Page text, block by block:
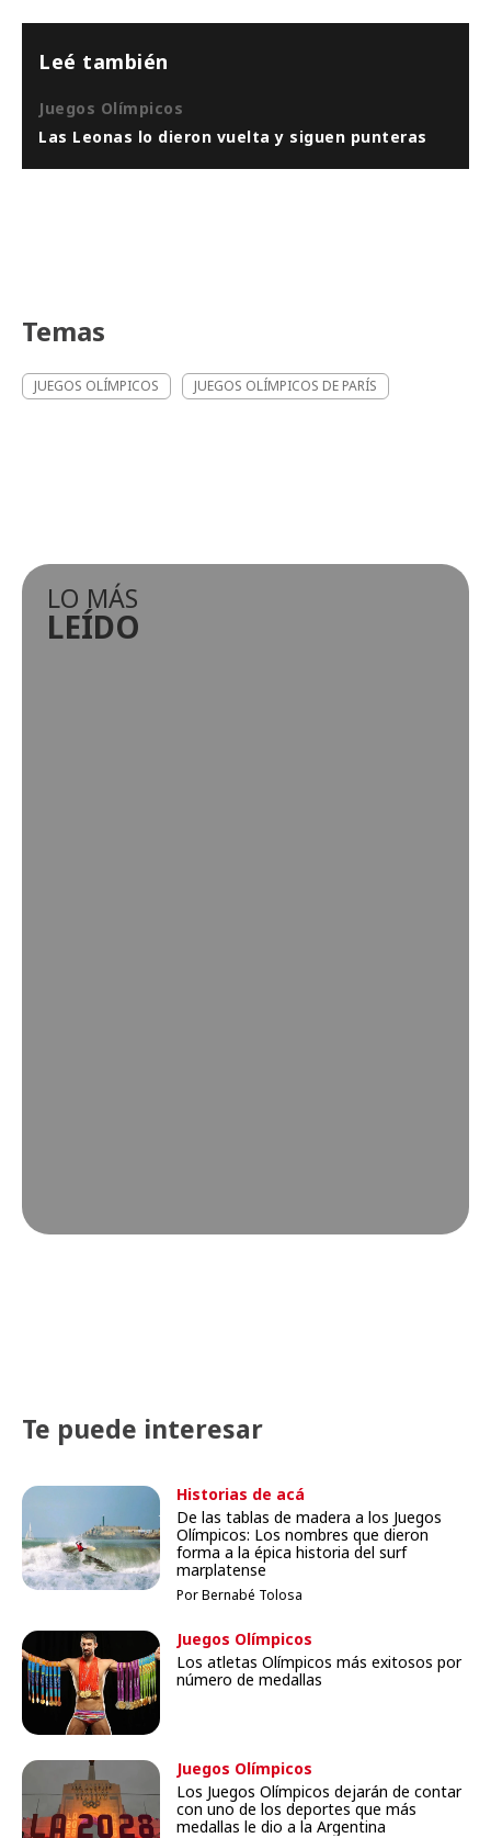
Leé también
Juegos Olímpicos
Las Leonas lo dieron vuelta y siguen punteras
Temas
JUEGOS OLÍMPICOS JUEGOS OLÍMPICOS DE PARÍS
LO MÁS
LEÍDO
Te puede interesar
Historias de acá
De las tablas de madera a los Juegos
Olímpicos: Los nombres que dieron
forma a la épica historia del surf
marplatense
Por Bernabé Tolosa
Juegos Olímpicos
Los atletas Olímpicos más exitosos por
número de medallas
Juegos Olímpicos
Los Juegos Olímpicos dejarán de contar
con uno de los deportes que más
medallas le dio a la Argentina